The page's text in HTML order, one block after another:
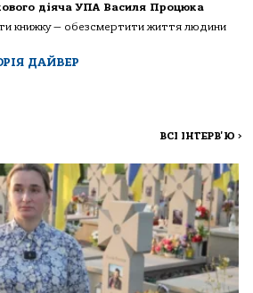
діяча УПА Василя Процюка
книжку — обезсмертити життя людини
ДАЙВЕР
ВСІ ІНТЕРВ'Ю >